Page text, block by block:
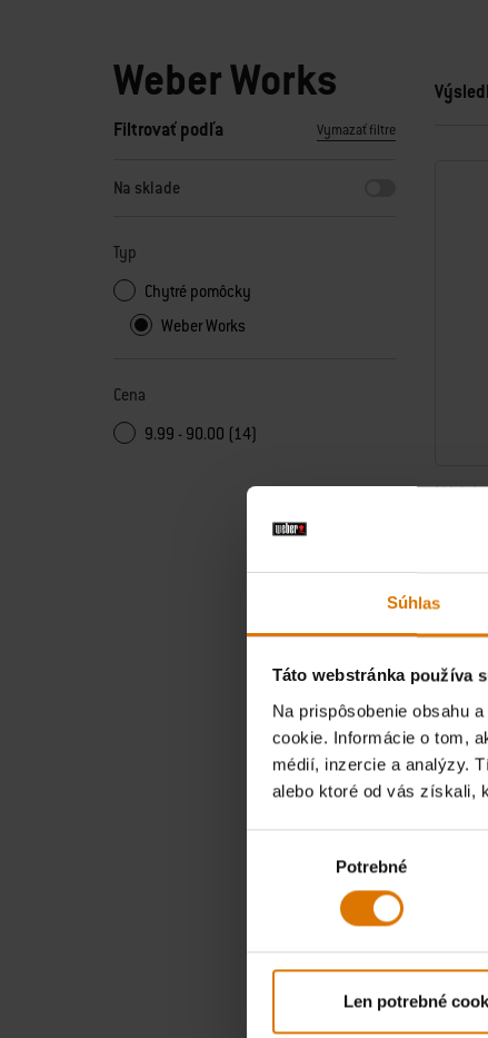
Súhlas
Táto webstránka používa
Na prispôsobenie obsahu
cookie. Informácie o tom,
médií, inzercie a analýzy.
alebo ktoré od vás získali,
Potrebné
Len potrebné
Weber Works
Filtrovať podľa
Výberom ktoréhokoľvek z filtrov sa stránka obnoví s
Vymazať filtre
Na sklade
Typ
Chytré pomôcky
Weber Works
Cena
9.99 - 90.00 (14)
€ 44,99
Color